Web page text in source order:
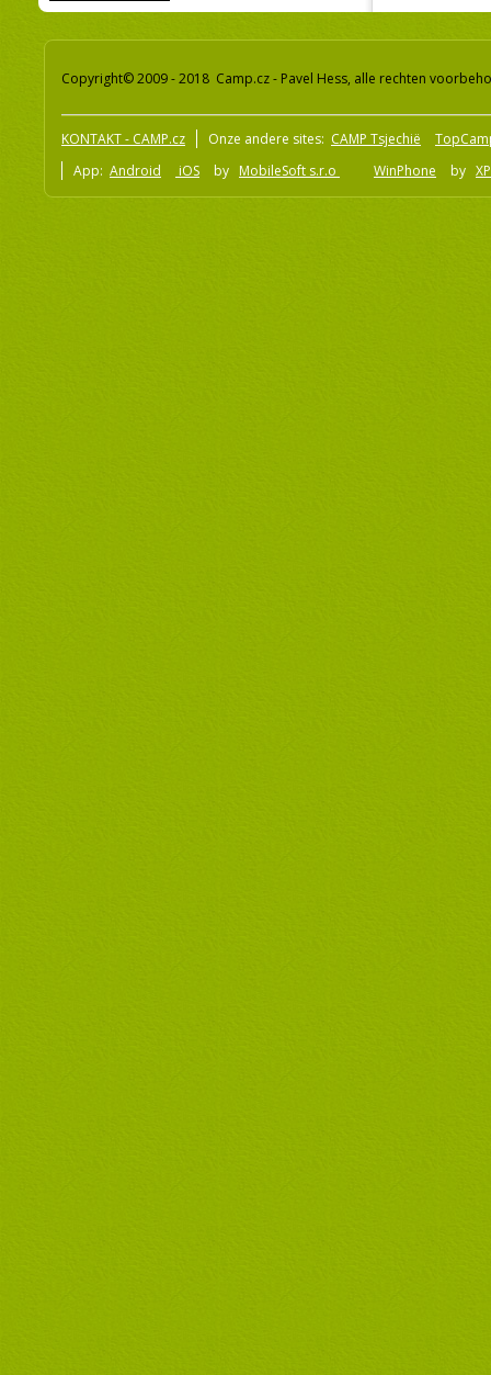
Copyright© 2009 - 2018 Camp.cz - Pavel Hess, alle rechten
KONTAKT - CAMP.cz Onze andere sites: CAMP Tsjechië
App: Android iOS by MobileSoft s.r.o WinPhone by